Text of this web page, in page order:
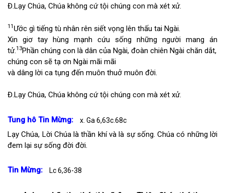
Đ.Lạy Chúa, Chúa không cứ tội chúng con mà xét xử.
11 Ước gì tiếng tù nhân rên siết vọng lên thấu tai Ngài.
Xin giơ tay hùng mạnh cứu sống những người mang án
tử.13Phần chúng con là dân của Ngài, đoàn chiên Ngài chăn dắt,
chúng con sẽ tạ ơn Ngài mãi mãi
và dâng lời ca tụng đến muôn thuở muôn đời.
Đ.Lạy Chúa, Chúa không cứ tội chúng con mà xét xử.
Tung hô Tin Mừng: x. Ga 6,63c.68c
Lạy Chúa, Lời Chúa là thần khí và là sự sống. Chúa có những lời
đem lại sự sống đời đời.
Tin Mừng: Lc 6,36-38